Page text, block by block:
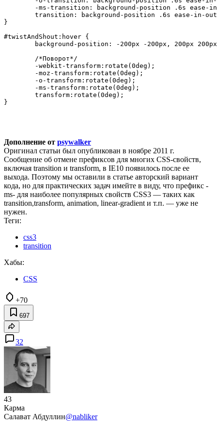
}
#twistAndShout:hover {
Дополнение от psywalker
Оригинал статьи был опубликован в ноябре 2011 г.
Сообщение об отмене префиксов для многих CSS-свойств,
включая transition и transform, в IE10 появилось после ее
выхода. Поэтому мы оставили в статье авторский вариант
кода, но для практических задач имейте в виду, что префикс -
ms- для наиболее популярных свойств CSS3 — таких как
transition,transform, animation, linear-gradient и т.п. — уже не
нужен.
Теги:
css3
transition
Хабы:
CSS
+70
697
32
43
Карма
Салават Абдуллин@nabliker